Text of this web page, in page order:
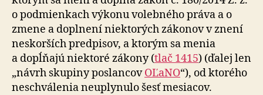
o podmienkach výkonu volebného práva a o
zmene a doplnení niektorých zákonov v znení
neskorších predpisov, a ktorým sa menia
a dopĺňajú niektoré zákony (tlač 1415) (ďalej len
„návrh skupiny poslancovOĽaNO“), od ktorého
neschválenia neuplynulo šesť mesiacov.